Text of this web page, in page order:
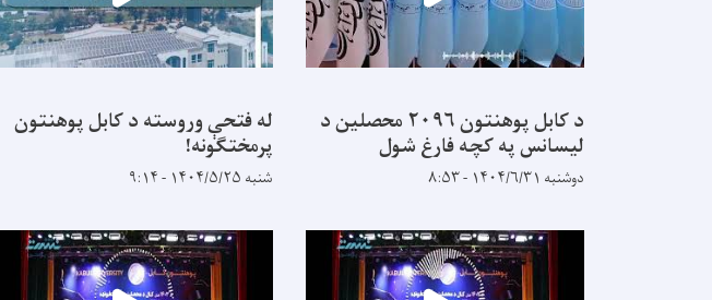
د کابل پوهنتون ۲۰۹۶ محصلین د
لیسانس په کچه فارغ شول
دوشنبه ۱۴۰۴/۶/۳۱ - ۸:۵۳
له فتحې وروسته د کابل پوهنتون
پرمختګونه!
شنبه ۱۴۰۴/۵/۲۵ - ۹:۱۴